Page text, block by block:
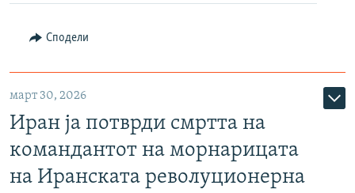
Сподели
март 30, 2026
Иран ја потврди смртта на
командантот на морнарицата
на Иранската револуционерна